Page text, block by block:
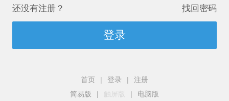
还没有注册？ 找回密码
登录
首页 | 登录 |
注册
简易版
| 触屏版 | 电脑版